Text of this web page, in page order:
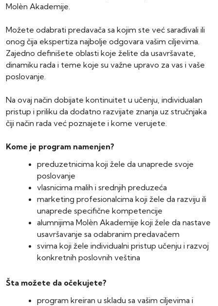
Molèn Akademije.
Možete odabrati predavača sa kojim ste već sarađivali ili
onog čija ekspertiza najbolje odgovara vašim ciljevima.
Zajedno definišete oblasti koje želite da usavršavate,
dinamiku rada i teme koje su važne upravo za vas i vaše
poslovanje.
Na ovaj način dobijate kontinuitet u učenju, individualan
pristup i priliku da dodatno razvijate znanja uz stručnjaka
čiji način rada već poznajete i kome verujete.
Kome je program namenjen?
preduzetnicima koji žele da unaprede svoje
poslovanje
vlasnicima malih i srednjih preduzeća
marketing profesionalcima koji žele da razviju ili
unaprede specifične kompetencije
alumnijima Molèn Akademije koji žele da nastave
usavršavanje sa odabranim predavačem
svima koji žele individualni pristup učenju i razvoj
konkretnih poslovnih veština
Šta možete da očekujete?
program kreiran u skladu sa vašim ciljevima i